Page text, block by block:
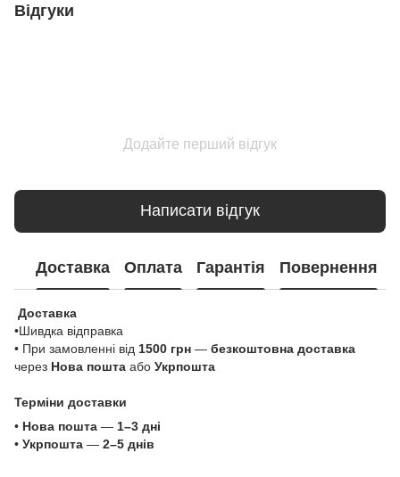
Відгуки
Додайте перший відгук
Написати відгук
Доставка Оплата Гарантія Повернення
Доставка
•Шивдка відправка
• При замовленні від 1500 грн — безкоштовна доставка
через Нова пошта або Укрпошта
Терміни доставки
• Нова пошта — 1–3 дні
• Укрпошта — 2–5 днів